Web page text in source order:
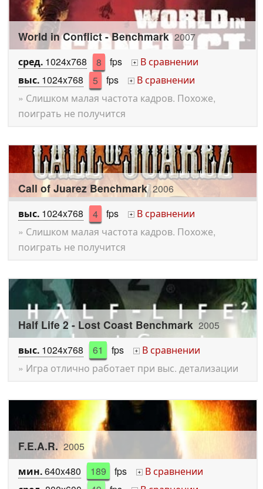
World in Conflict - Benchmark 2007
сред. 1024x768 8 fps +
В сравнении
выс. 1024x768 5 fps +
В сравнении
» Слишком малая частота кадров. Похоже,
поиграть не получится
Call of Juarez Benchmark 2006
выс. 1024x768 4 fps +
В сравнении
» Слишком малая частота кадров. Похоже,
поиграть не получится
Half Life 2 - Lost Coast Benchmark 2005
выс. 1024x768 61 fps +
В сравнении
» Игра отлично работает при выс. детализации
F.E.A.R. 2005
мин.640x480 189 fps +
В сравнении